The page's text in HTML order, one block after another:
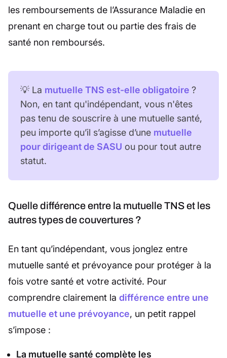
les remboursements de l’Assurance Maladie en
prenant en charge tout ou partie des frais de
santé non remboursés.
💡 La mutuelle TNS est-elle obligatoire ?
Non, en tant qu'indépendant, vous n'êtes
pas tenu de souscrire à une mutuelle santé,
peu importe qu’il s’agisse d’une mutuelle
pour dirigeant de SASU ou pour tout autre
statut.
Quelle différence entre la mutuelle TNS et les
autres types de couvertures ?
En tant qu’indépendant, vous jonglez entre
mutuelle santé et prévoyance pour protéger à la
fois votre santé et votre activité. Pour
comprendre clairement la différence entre une
mutuelle et une prévoyance, un petit rappel
s’impose :
La mutuelle santé complète les